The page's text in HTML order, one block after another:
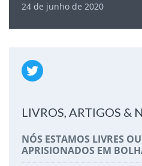
24 de junho de 2020
LIVROS, ARTIGOS &
NÓS ESTAMOS LIVRES
APRISIONADOS EM